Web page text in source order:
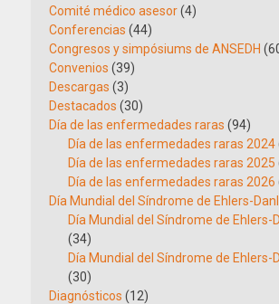
Comité médico asesor(4)
Conferencias (44)
Congresos y simpósiums de ANSEDH
Convenios (39)
Descargas (3)
Destacados (30)
Día de las enfermedades raras (94)
Día de las enfermedades raras 2024
Día de las enfermedades raras 2025
Día de las enfermedades raras 2026
Día Mundial del Síndrome de Ehlers-
Día Mundial del Síndrome de Ehlers-
(34)
Día Mundial del Síndrome de Ehlers-
(30)
Diagnósticos (12)